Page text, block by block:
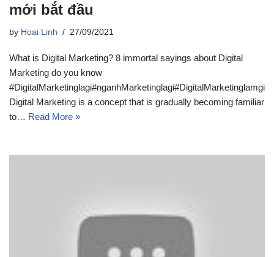
mới bắt đầu
by Hoai Linh 27/09/2021
What is Digital Marketing? 8 immortal sayings about Digital
Marketing do you know
#DigitalMarketinglagi#nganhMarketinglagi#DigitalMarketinglamgi
Digital Marketing is a concept that is gradually becoming familiar
to… Read More »